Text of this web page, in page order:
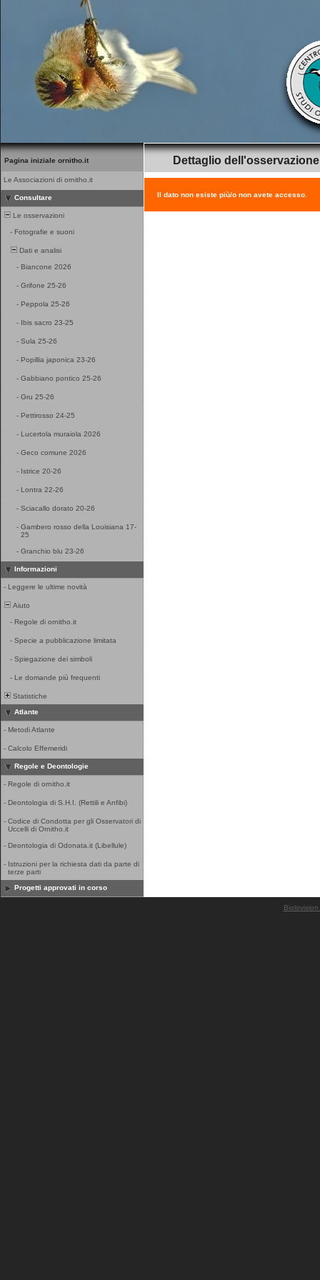
Pagina iniziale ornitho.it
Le Associazioni di ornitho.it
Consultare
Le osservazioni
- Fotografie e suoni
Dati e analisi
- Biancone 2026
- Grifone 25-26
- Peppola 25-26
- Ibis sacro 23-25
- Sula 25-26
- Popillia japonica 23-26
- Gabbiano pontico 25-26
- Gru 25-26
- Pettirosso 24-25
- Lucertola muraiola 2026
- Geco comune 2026
- Istrice 20-26
- Lontra 22-26
- Sciacallo dorato 20-26
- Gambero rosso della Louisiana 17-
25
- Granchio blu 23-26
Informazioni
- Leggere le ultime novità
Aiuto
- Regole di ornitho.it
- Specie a pubblicazione limitata
- Spiegazione dei simboli
- Le domande più frequenti
Statistiche
Atlante
- Metodi Atlante
- Calcolo Effemeridi
Regole e Deontologie
- Regole di ornitho.it
- Deontologia di S.H.I. (Rettili e Anfibi)
- Codice di Condotta per gli Osservatori di
Uccelli di Ornitho.it
- Deontologia di Odonata.it (Libellule)
- Istruzioni per la richiesta dati da parte di
terze parti
Progetti approvati in corso
Dettaglio dell'osservazione
Il dato non esiste più/o non avete accesso.
Biolovision